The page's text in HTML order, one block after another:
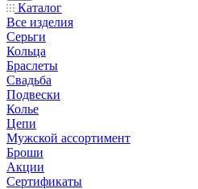
Каталог
Все изделия
Серьги
Кольца
Браслеты
Свадьба
Подвески
Колье
Цепи
Мужской ассортимент
Броши
Акции
Сертификаты